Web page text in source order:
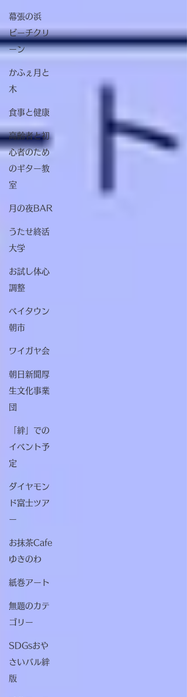
幕張の浜
ビーチクリ
ーン
かふぇ月と
木
食事と健康
高齢者と初
心者のため
のギター教
室
月の夜BAR
うたせ終活
大学
お試し体心
調整
ベイタウン
朝市
ワイガヤ会
朝日新聞厚
生文化事業
団
「絆」での
イベント予
定
ダイヤモン
ド富士ツア
ー
お抹茶Cafe
ゆきのわ
紙巻アート
無題のカテ
ゴリー
SDGsおや
さいバル絆
版